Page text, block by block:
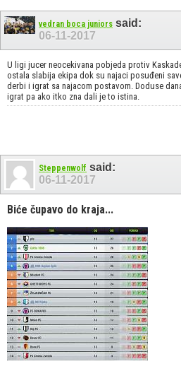
vedran boca juniors said:
06-11-2017
U ligi jucer neocekivana pobjeda protiv
ostala slabija ekipa dok su najaci posuđeni
derbi i igrat sa najacom postavom. Doduse
igrat pa ako itko zna dali je to istina.
Steppenwolf said:
06-11-2017
Biće čupavo do kraja...